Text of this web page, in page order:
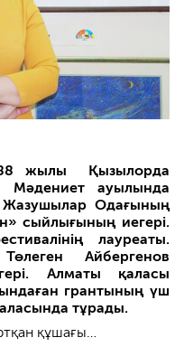
жылы Қызылорда
ауылында
Жазушылар Одағының
сыйлығының иегері.
лауреаты.
Айбергенов
Алматы қаласы
грантының үш
тұрады.
құшағы…